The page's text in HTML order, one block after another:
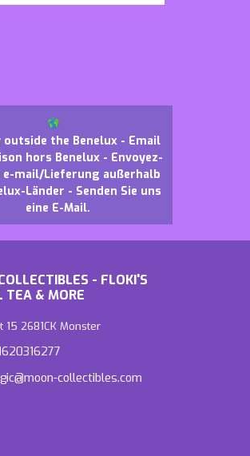
outside the Benelux - Email
hors Benelux - Envoyez-
e-mail/Lieferung außerhalb
Länder - Senden Sie uns
eine E-Mail.
- FLOKI'S
TEA & MORE
15 2681CK Monster
collectibles.com